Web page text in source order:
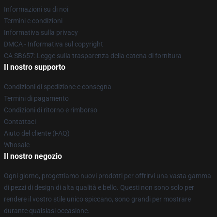
Informazioni su di noi
Termini e condizioni
Informativa sulla privacy
DMCA - Informativa sul copyright
CA SB657: Legge sulla trasparenza della catena di fornitura
Il nostro supporto
Condizioni di spedizione e consegna
Termini di pagamento
Condizioni di ritorno e rimborso
Contattaci
Aiuto del cliente (FAQ)
Whosale
Il nostro negozio
Ogni giorno, progettiamo nuovi prodotti per offrirvi una vasta gamma
di pezzi di design di alta qualità e bello. Questi non sono solo per
rendere il vostro stile unico spiccano, sono grandi per mostrare
durante qualsiasi occasione.